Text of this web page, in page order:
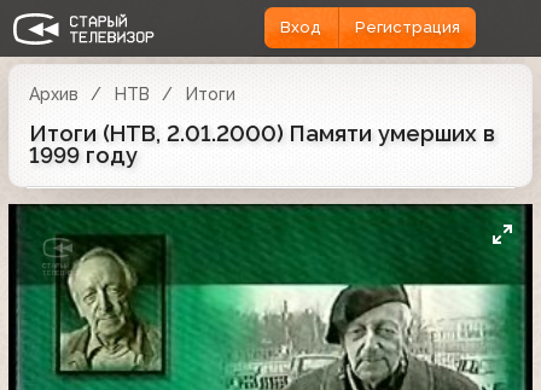
Вход Регистрация
Архив НТВ Итоги
Итоги (НТВ, 2.01.2000) Памяти умерших в
1999 году